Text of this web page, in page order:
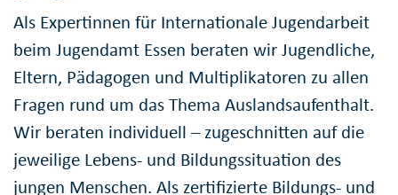
Als Expertinnen für Internationale Jugendarbeit
beim Jugendamt Essen beraten wir Jugendliche,
Eltern, Pädagogen und Multiplikatoren zu allen
Fragen rund um das Thema Auslandsaufenthalt.
Wir beraten individuell – zugeschnitten auf die
jeweilige Lebens- und Bildungssituation des
jungen Menschen. Als zertifizierte Bildungs- und